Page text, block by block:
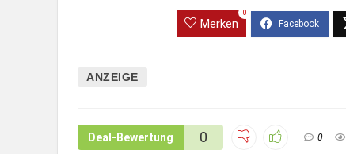
Merken
0
ANZEIGE
Deal-Bewertung 0 0